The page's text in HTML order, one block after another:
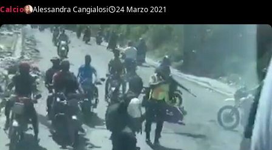
Calcio Alessandra Cangialosi 24 Marzo 2021